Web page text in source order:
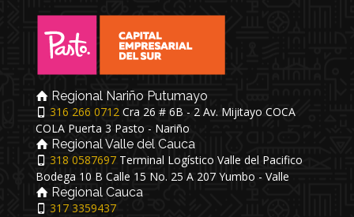
Regional Nariño Putumayo
316 266 0712 Cra 26 # 6B - 2 Av. Mijitayo COCA
COLA Puerta 3 Pasto - Nariño
Regional Valle del Cauca
318 0587697 Terminal Logístico Valle del Pacifico
Bodega 10 B Calle 15 No. 25 A 207 Yumbo - Valle
Regional Cauca
317 3359437